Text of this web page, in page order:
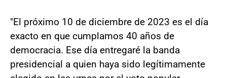
"El próximo 10 de diciembre de 2023 es el día
exacto en que cumplamos 40 años de
democracia. Ese día entregaré la banda
presidencial a quien haya sido legítimamente